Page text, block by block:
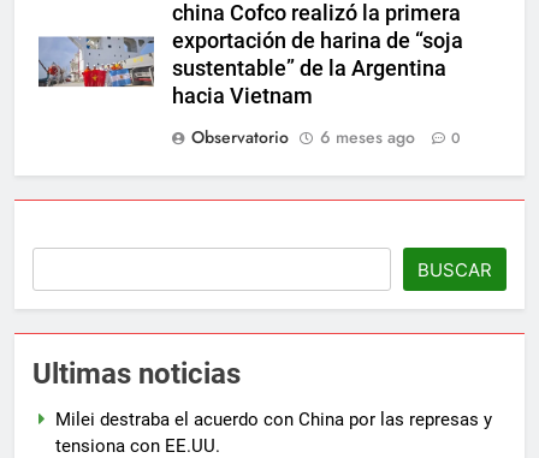
china Cofco realizó la primera
exportación de harina de “soja
sustentable” de la Argentina
hacia Vietnam
Observatorio
6 meses ago 0
BUSCAR
Ultimas noticias
Milei destraba el acuerdo con China por las represas y
tensiona con EE.UU.